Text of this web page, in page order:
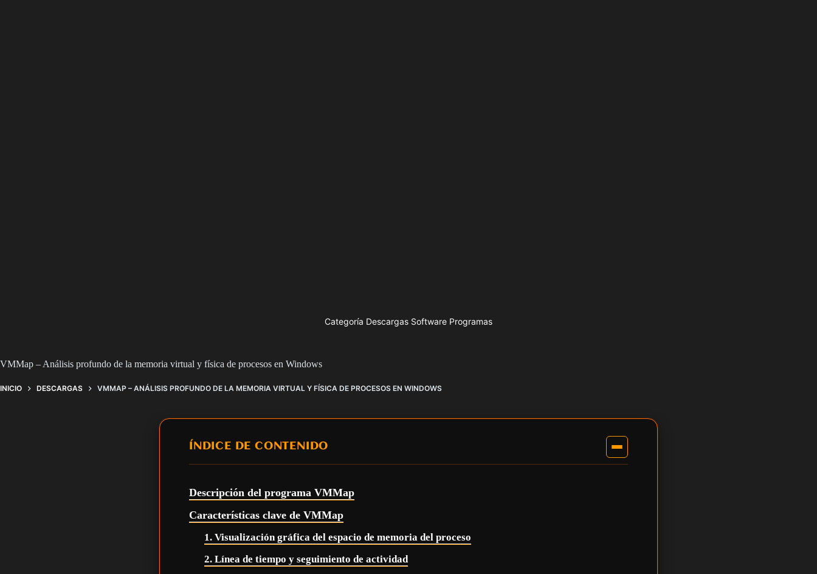
Categoría Descargas Software Programas
VMMap – Análisis profundo de la memoria virtual y física de procesos en Windows
INICIO DESCARGAS VMMAP – ANÁLISIS PROFUNDO DE LA MEMORIA VIRTUAL Y FÍSICA DE PROCESOS EN WINDOWS
ÍNDICE DE CONTENIDO
Descripción del programa VMMap
Características clave de VMMap
1. Visualización gráfica del espacio de memoria del proceso
2. Línea de tiempo y seguimiento de actividad